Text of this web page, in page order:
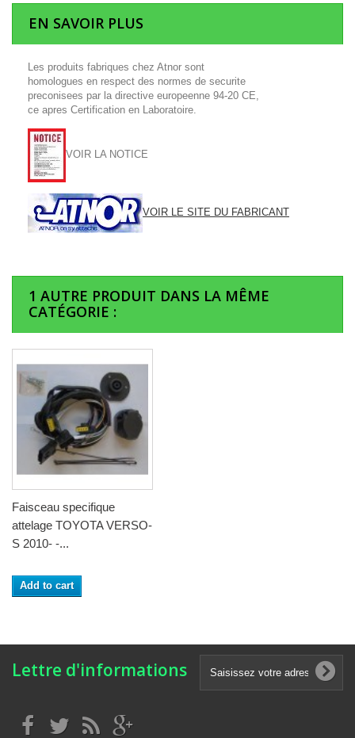
EN SAVOIR PLUS
Les produits fabriques chez Atnor sont
homologues en respect des normes de securite
preconisees par la directive europeenne 94-20 CE,
ce apres Certification en Laboratoire.
VOIR LA NOTICE
VOIR LE SITE DU FABRICANT
1 AUTRE PRODUIT DANS LA MÊME
CATÉGORIE :
Faisceau specifique
attelage TOYOTA VERSO-
S 2010- -...
Add to cart
Lettre d'informations